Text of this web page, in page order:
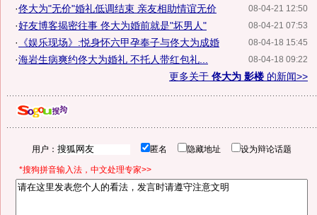
08-04-21 12:50
·佟大为"无价"婚礼低调结束 亲友相助情谊无价
08-04-21 07:53
·好友博客揭密往事 佟大为婚前就是"坏男人"
08-04-18 15:45
· 《娱乐现场》:悦身怀六甲孕奉子与佟大为成婚
08-04-18 09:22
·海岩生病爽约佟大为婚礼 不托人带红包礼...
更多关于 佟大为 影楼的新闻>>
用户： 匿名 隐藏地址 设为辩论话题
*搜狗拼音输入法，中文处理专家>>